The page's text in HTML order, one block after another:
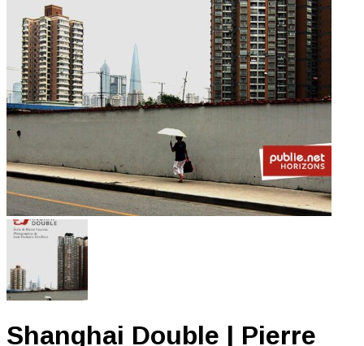
Shanghai Double | Pierre